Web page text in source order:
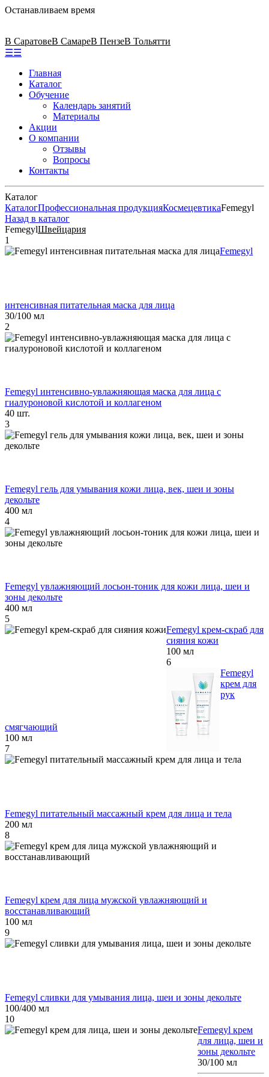
Останавливаем время
В СаратовеВ СамареВ ПензеВ Тольятти
☰☰
Главная
Каталог
Обучение
Календарь занятий
Материалы
Акции
О компании
Отзывы
Вопросы
Контакты
Каталог
КаталогПрофессиональная продукцияКосмецевтикаFemegyl
Назад в каталог
FemegylШвейцария
1
Femegyl
интенсивная питательная маска для лица
30/100 мл
2
Femegyl интенсивно-увлажняющая маска для лица с
гиалуроновой кислотой и коллагеном
40 шт.
3
Femegyl гель для умывания кожи лица, век, шеи и зоны
декольте
400 мл
4
Femegyl увлажняющий лосьон-тоник для кожи лица, шеи и
зоны декольте
400 мл
5
Femegyl крем-скраб для
сияния кожи
100 мл
6
Femegyl
крем для
рук
смягчающий
100 мл
7
Femegyl питательный массажный крем для лица и тела
200 мл
8
Femegyl крем для лица мужской увлажняющий и
восстанавливающий
100 мл
9
Femegyl сливки для умывания лица, шеи и зоны декольте
100/400 мл
10
Femegyl крем
для лица, шеи и
зоны декольте
30/100 мл